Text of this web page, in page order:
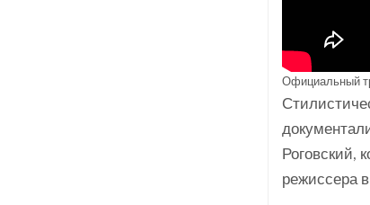
Официальный
Роговский,
режиссера